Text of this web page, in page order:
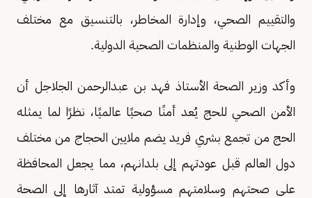
والتقييم الصحي، وإدارة المخاطر، بالتنسيق مع مختلف
الجهات الوطنية والمنظمات الصحية الدولية.
وأكد وزير الصحة الأستاذ فهد بن عبدالرحمن الجلاجل أن
الأمن الصحي للحج يُعد أمنًا صحيًا عالميًا، نظرًا لما يمثله
الحج من تجمع بشري فريد يضم ملايين الحجاج من مختلف
دول العالم قبل عودتهم إلى بلدانهم، مما يجعل المحافظة
على صحتهم وسلامتهم مسؤولية تمتد آثارها إلى الصحة